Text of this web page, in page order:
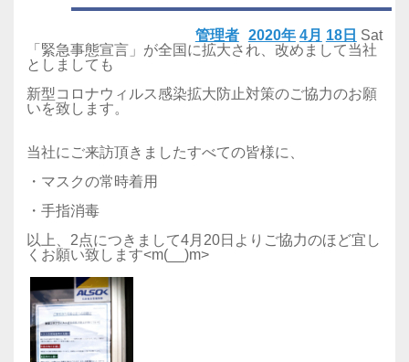
2020年 4月 18日 Sat
管理者
「緊急事態宣言」が全国に拡大され、改めまして当社
としましても
新型コロナウィルス感染拡大防止対策のご協力のお願
いを致します。
当社にご来訪頂きましたすべての皆様に、
・マスクの常時着用
・手指消毒
以上、2点につきまして4月20日よりご協力のほど宜し
くお願い致します<m(__)m>